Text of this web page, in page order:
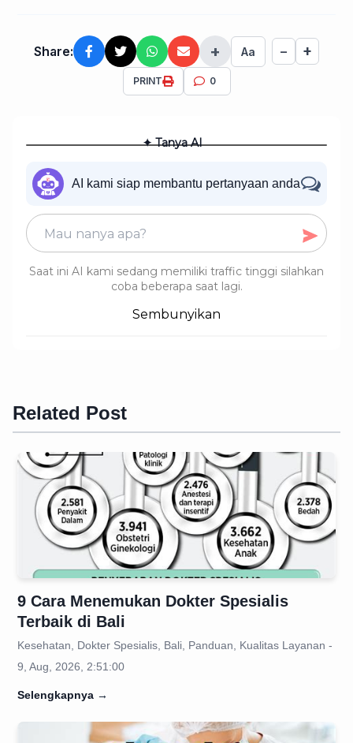
Share: + Aa − +
PRINT 0
✦ Tanya AI
AI kami siap membantu pertanyaan anda
Saat ini AI kami sedang memiliki traffic tinggi silahkan
coba beberapa saat lagi.
Sembunyikan
Related Post
9 Cara Menemukan Dokter Spesialis
Terbaik di Bali
Kesehatan, Dokter Spesialis, Bali, Panduan, Kualitas Layanan -
9, Aug, 2026, 2:51:00
Selengkapnya →